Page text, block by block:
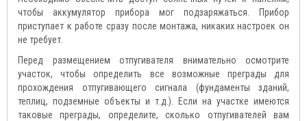
чтобы аккумулятор прибора мог подзаряжаться. Прибор
приступает к работе сразу после монтажа, никаких настроек он
не требует.
Перед размещением отпугивателя внимательно осмотрите
участок, чтобы определить все возможные преграды для
прохождения отпугивающего сигнала (фундаменты зданий,
теплиц, подземные объекты и т.д.). Если на участке имеются
таковые преграды, определите, сколько отпугивателей вам